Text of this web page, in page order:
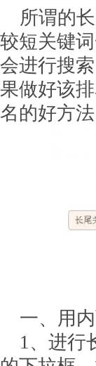
所谓的长
较短关键
会进行搜
果做好该
名的好方法
一、用内
1、进行